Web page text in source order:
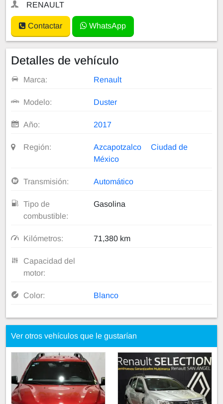
RENAULT
Contactar WhatsApp
Detalles de vehículo
Marca: Renault
Modelo: Duster
Año: 2017
Región: Azcapotzalco
Ciudad de
México
Transmisión: Automático
Tipo de
combustible:
Gasolina
Kilómetros: 71,380 km
Capacidad del
motor:
Color: Blanco
Ver otros vehículos que le gustarían